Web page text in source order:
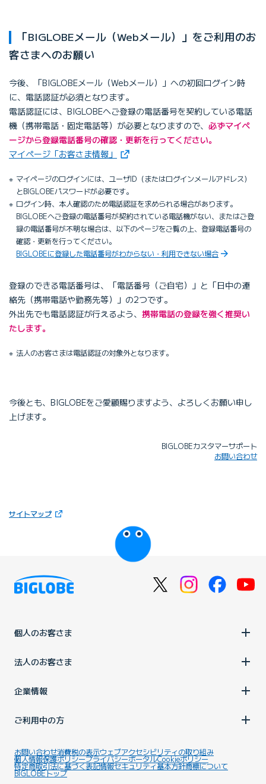
「BIGLOBEメール（Webメール）」をご利用のお
客さまへのお願い
今後、「BIGLOBEメール（Webメール）」への初回ログイン時
に、電話認証が必須となります。
電話認証には、BIGLOBEへご登録の電話番号を契約している電話
機（携帯電話・固定電話等）が必要となりますので、 必ずマイペ
ージから登録電話番号の確認・更新を行ってください。
マイページ「お客さま情報」
（新しいタブで開きます）
マイページのログインには、ユーザID（またはログインメールアドレス）
とBIGLOBEパスワードが必要です。
ログイン時、本人確認のため電話認証を求められる場合があります。
BIGLOBEへご登録の電話番号が契約されている電話機がない、またはご登
録の電話番号が不明な場合は、以下のページをご覧の上、登録電話番号の
確認・更新を行ってください。
BIGLOBEに登録した電話番号がわからない・利用できない場合
登録のできる電話番号は、「電話番号（ご自宅）」と「日中の連
絡先（携帯電話や勤務先等）」の2つです。
外出先でも電話認証が行えるよう、 携帯電話の登録を強く推奨い
たします。
法人のお客さまは電話認証の対象外となります。
今後とも、BIGLOBEをご愛顧賜りますよう、よろしくお願い申し
上げます。
BIGLOBEカスタマーサポート
お問い合わせ
サイトマップ（新しいタブで開きます）
びっぷるのページ
個人のお客さま
法人のお客さま
企業情報
ご利用中の方
お問い合わせ消費税の表示ウェブアクセシビリティの取り組み
個人情報保護ポリシープライバシーポータルCookieポリシー
特定商取引法に基づく表記情報セキュリティ基本方針商標について
BIGLOBEトップ